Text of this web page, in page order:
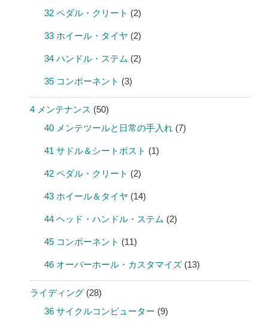
32 ペダル・クリート (2)
33 ホイール・タイヤ (2)
34 ハンドル・ステム (2)
35 コンポーネント (3)
4 メンテナンス (50)
40 メンテツールと日常の手入れ (7)
41 サドル＆シートポスト (1)
42 ペダル・クリート (2)
43 ホイール＆タイヤ (14)
44 ヘッド・ハンドル・ステム (2)
45 コンポーネント (11)
46 オーバーホール・カスタマイズ (13)
ライディング (28)
36 サイクルコンピューター (9)